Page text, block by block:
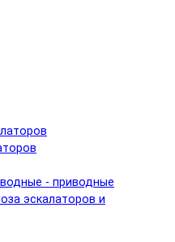
- приводные
эскалаторов и